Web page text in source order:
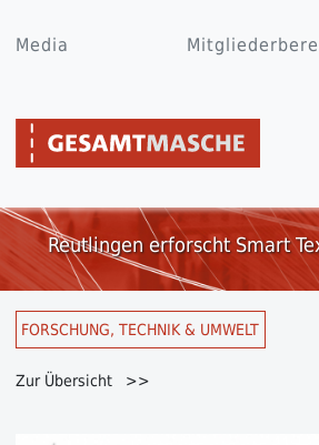
Media
Reutlingen erforscht Smart
FORSCHUNG, TECHNIK & UMWELT
Zur Übersicht >>